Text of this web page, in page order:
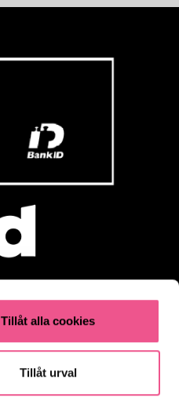
Tillåt alla cookies
Tillåt urval